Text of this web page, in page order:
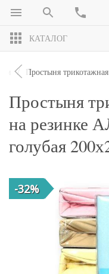
КАТАЛОГ
Простыня
Простыня
на резинке
голубая
-32%